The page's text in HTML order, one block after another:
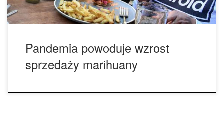
Pandemia powoduje wzrost
sprzedaży marihuany